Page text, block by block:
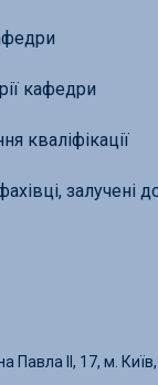
кафедри
кваліфікації
залучені
Павла ІІ, 17, м.